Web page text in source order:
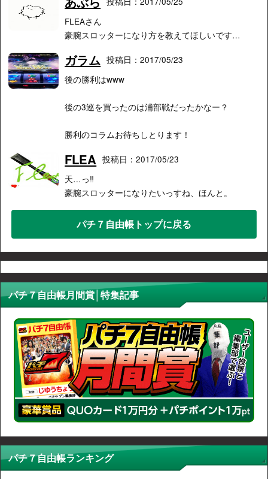
FLEAさん
豪腕スロッターになり方を教えてほしいです…
ガラム 投稿日：2017/05/23
後の勝利はwww
後の3巡を買ったのは浦部戦だったかなー？
勝利のコラムお待ちしとります！
FLEA 投稿日：2017/05/23
天…っ‼︎
豪腕スロッターになりたいっすね、ほんと。
パチ７自由帳トップに戻る
パチ７自由帳月間賞│特集記事
パチ７自由帳ランキング